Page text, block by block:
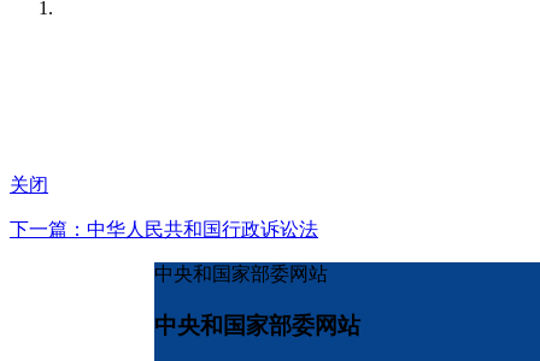
关闭
下一篇：中华人民共和国行政诉讼法
中央和国家部委网站
中央和国家部委网站